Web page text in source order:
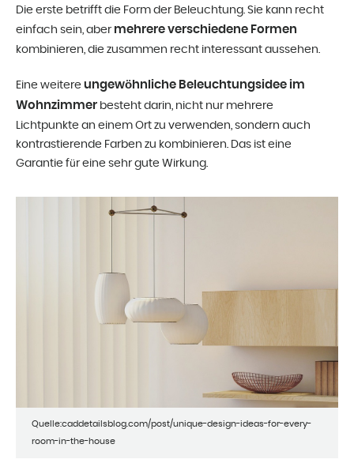
Die erste betrifft die Form der Beleuchtung. Sie kann recht
einfach sein, aber mehrere verschiedene Formen
kombinieren, die zusammen recht interessant aussehen.
Eine weitere ungewöhnliche Beleuchtungsidee im
Wohnzimmer besteht darin, nicht nur mehrere
Lichtpunkte an einem Ort zu verwenden, sondern auch
kontrastierende Farben zu kombinieren. Das ist eine
Garantie für eine sehr gute Wirkung.
Quelle:caddetailsblog.com/post/unique-design-ideas-for-every-
room-in-the-house